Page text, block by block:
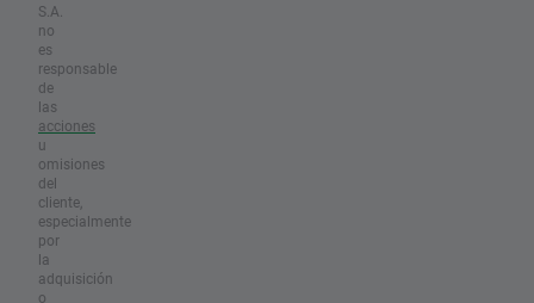
S.A.
no
es
responsable
de
las
acciones
u
omisiones
del
cliente,
especialmente
por
la
adquisición
o